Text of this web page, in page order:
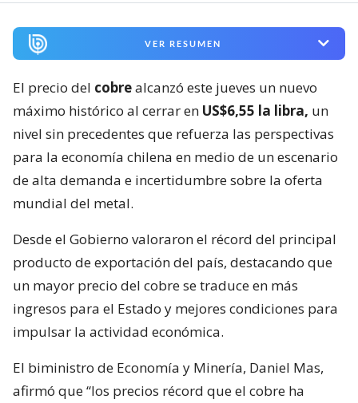
VER RESUMEN
El precio del cobrealcanzó este jueves un nuevo
máximo histórico al cerrar en US$6,55 la libra, un
nivel sin precedentes que refuerza las perspectivas
para la economía chilena en medio de un escenario
de alta demanda e incertidumbre sobre la oferta
mundial del metal.
Desde el Gobierno valoraron el récord del principal
producto de exportación del país, destacando que
un mayor precio del cobre se traduce en más
ingresos para el Estado y mejores condiciones para
impulsar la actividad económica.
El biministro de Economía y Minería, Daniel Mas,
afirmó que “los precios récord que el cobre ha